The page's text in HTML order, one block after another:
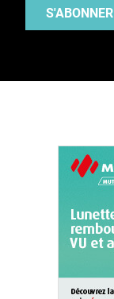
S'ABONNER